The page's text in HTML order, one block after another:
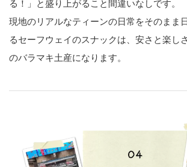
る！」と盛り上がること間違いなしです。
現地のリアルなティーンの日常をそのまま
るセーフウェイのスナックは、安さと楽し
のバラマキ土産になります。